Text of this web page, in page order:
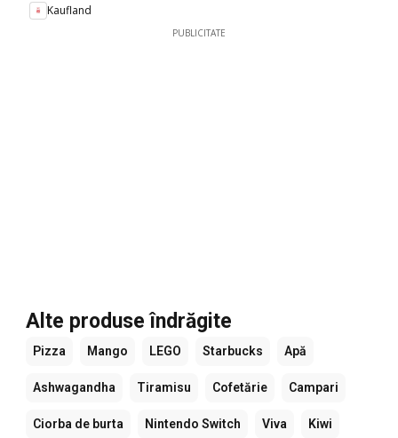
Kaufland
PUBLICITATE
Alte produse îndrăgite
Pizza Mango LEGO Starbucks Apă
Ashwagandha Tiramisu Cofetărie Campari
Ciorba de burta Nintendo Switch Viva Kiwi